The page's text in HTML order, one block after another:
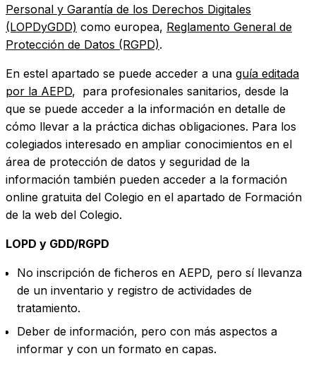
Personal y Garantía de los Derechos Digitales
(LOPDyGDD) como europea, Reglamento General de
Protección de Datos (RGPD).
En estel apartado se puede acceder a una guía editada
por la AEPD, para profesionales sanitarios, desde la
que se puede acceder a la información en detalle de
cómo llevar a la práctica dichas obligaciones. Para los
colegiados interesado en ampliar conocimientos en el
área de protección de datos y seguridad de la
información también pueden acceder a la formación
online gratuita del Colegio en el apartado de Formación
de la web del Colegio.
LOPD y GDD/RGPD
No inscripción de ficheros en AEPD, pero sí llevanza
de un inventario y registro de actividades de
tratamiento.
Deber de información, pero con más aspectos a
informar y con un formato en capas.